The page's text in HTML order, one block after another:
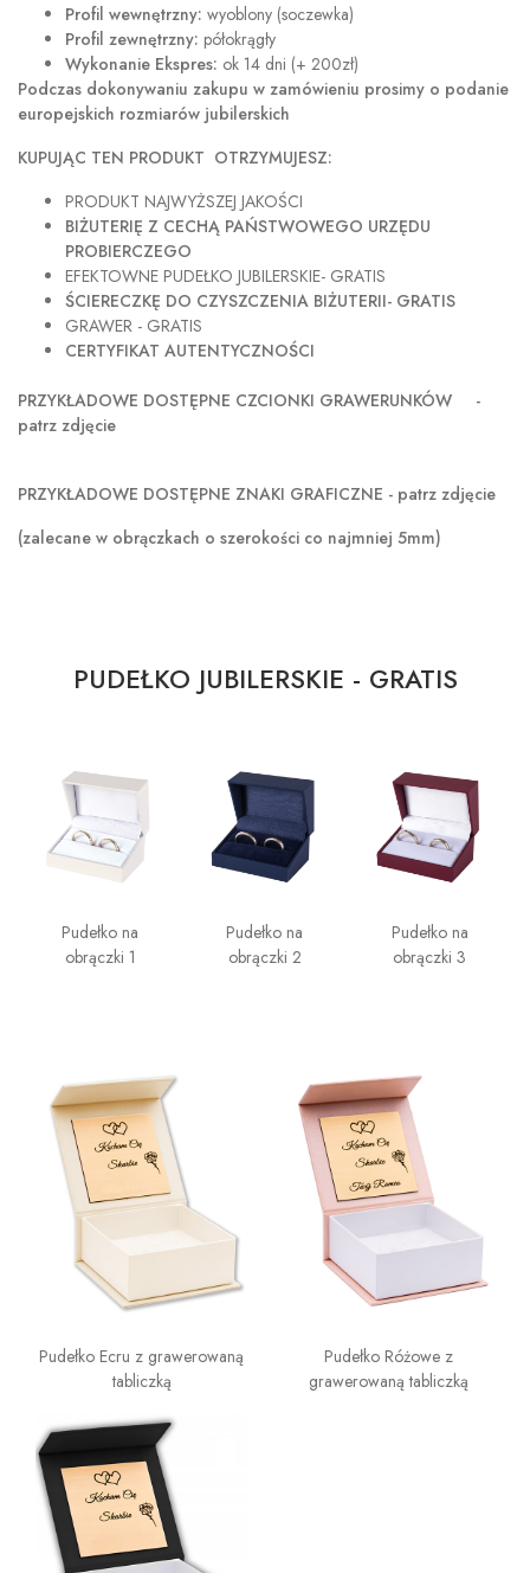
Profil wewnętrzny: wyoblony (soczewka)
Profil zewnętrzny: półokrągły
Wykonanie Ekspres: ok 14 dni (+ 200zł)
Podczas dokonywaniu zakupu w zamówieniu prosimy o podanie
europejskich rozmiarów jubilerskich
KUPUJĄC TEN PRODUKT OTRZYMUJESZ:
PRODUKT NAJWYŻSZEJ JAKOŚCI
BIŻUTERIĘ Z CECHĄ PAŃSTWOWEGO URZĘDU
PROBIERCZEGO
EFEKTOWNE PUDEŁKO JUBILERSKIE- GRATIS
ŚCIERECZKĘ DO CZYSZCZENIA BIŻUTERII- GRATIS
GRAWER - GRATIS
CERTYFIKAT AUTENTYCZNOŚCI
PRZYKŁADOWE DOSTĘPNE CZCIONKI GRAWERUNKÓW -
patrz zdjęcie
PRZYKŁADOWE DOSTĘPNE ZNAKI GRAFICZNE - patrz zdjęcie
(zalecane w obrączkach o szerokości co najmniej 5mm)
PUDEŁKO JUBILERSKIE - GRATIS
Pudełko na
obrączki 1
Pudełko na
obrączki 2
Pudełko na
obrączki 3
Pudełko Ecru z grawerowaną
tabliczką
Pudełko Różowe z
grawerowaną tabliczką